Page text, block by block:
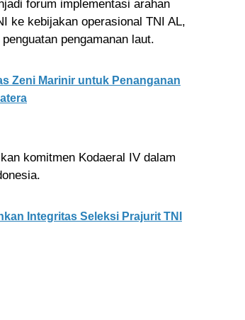
forum implementasi arahan
ke kebijakan operasional TNI AL,
pengamanan laut.
Zeni Marinir untuk Penanganan
komitmen Kodaeral IV dalam
Integritas Seleksi Prajurit TNI